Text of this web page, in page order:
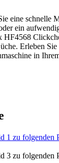
eine schnelle
ein
HF4568
Erleben
in